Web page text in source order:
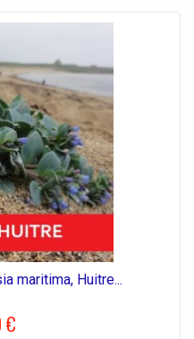
maritima, Huitre...
€